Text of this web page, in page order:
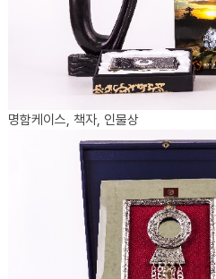
명함케이스, 책자, 인물상